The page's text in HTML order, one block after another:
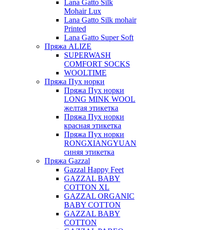
Lana Gatto Silk
Mohair Lux
Lana Gatto Silk mohair
Printed
Lana Gatto Super Soft
Пряжа ALIZE
SUPERWASH
COMFORT SOCKS
WOOLTIME
Пряжа Пух норки
Пряжа Пух норки
LONG MINK WOOL
желтая этикетка
Пряжа Пух норки
красная этикетка
Пряжа Пух норки
RONGXIANGYUAN
синяя этикетка
Пряжа Gazzal
Gazzal Happy Feet
GAZZAL BABY
COTTON XL
GAZZAL ORGANIC
BABY COTTON
GAZZAL BABY
COTTON